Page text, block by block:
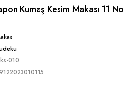
Kumaş Kesim Makası 11 No
010